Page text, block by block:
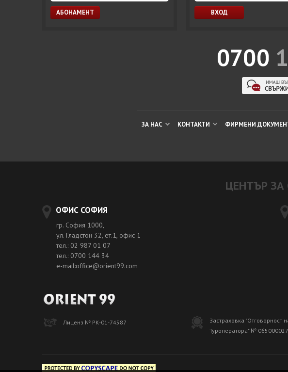
ЗА НАС КОНТАКТИ ФИРМЕНИ
ЦЕНТЪР
ОФИС СОФИЯ
гр. София 1000,
ул. Гладстон 32, ет.1, офис 1
тел.: 02 987 01 07
тел.: 0700 144 34
e-mail:office@orient99.com
Лиценз № РК-01-74587
Застраховка "Отговорност
Туроператора" №